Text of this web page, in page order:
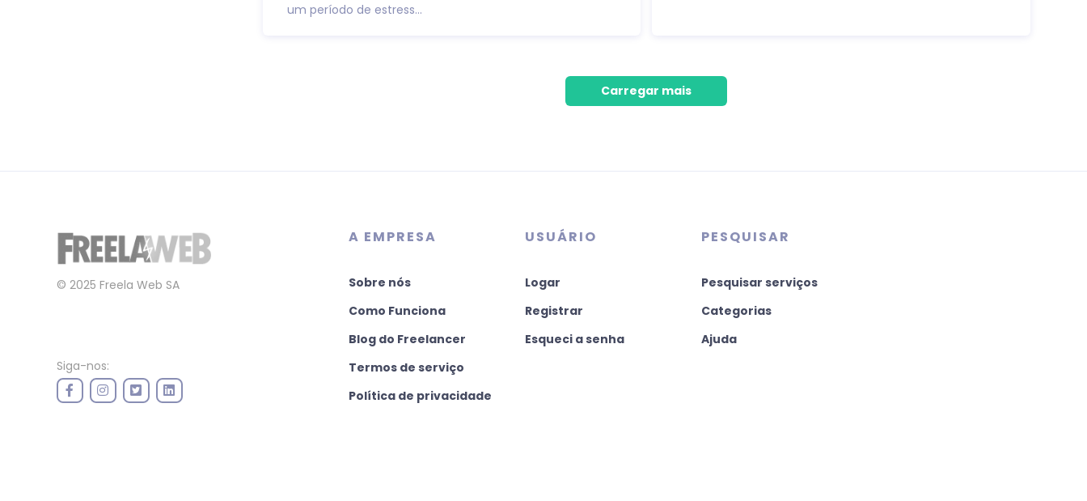
um período de estress...
Carregar mais
© 2025 Freela Web SA
Siga-nos:
A EMPRESA
Sobre nós
Como Funciona
Blog do Freelancer
Termos de serviço
Política de privacidade
USUÁRIO
Logar
Registrar
Esqueci a senha
PESQUISAR
Pesquisar serviços
Categorias
Ajuda